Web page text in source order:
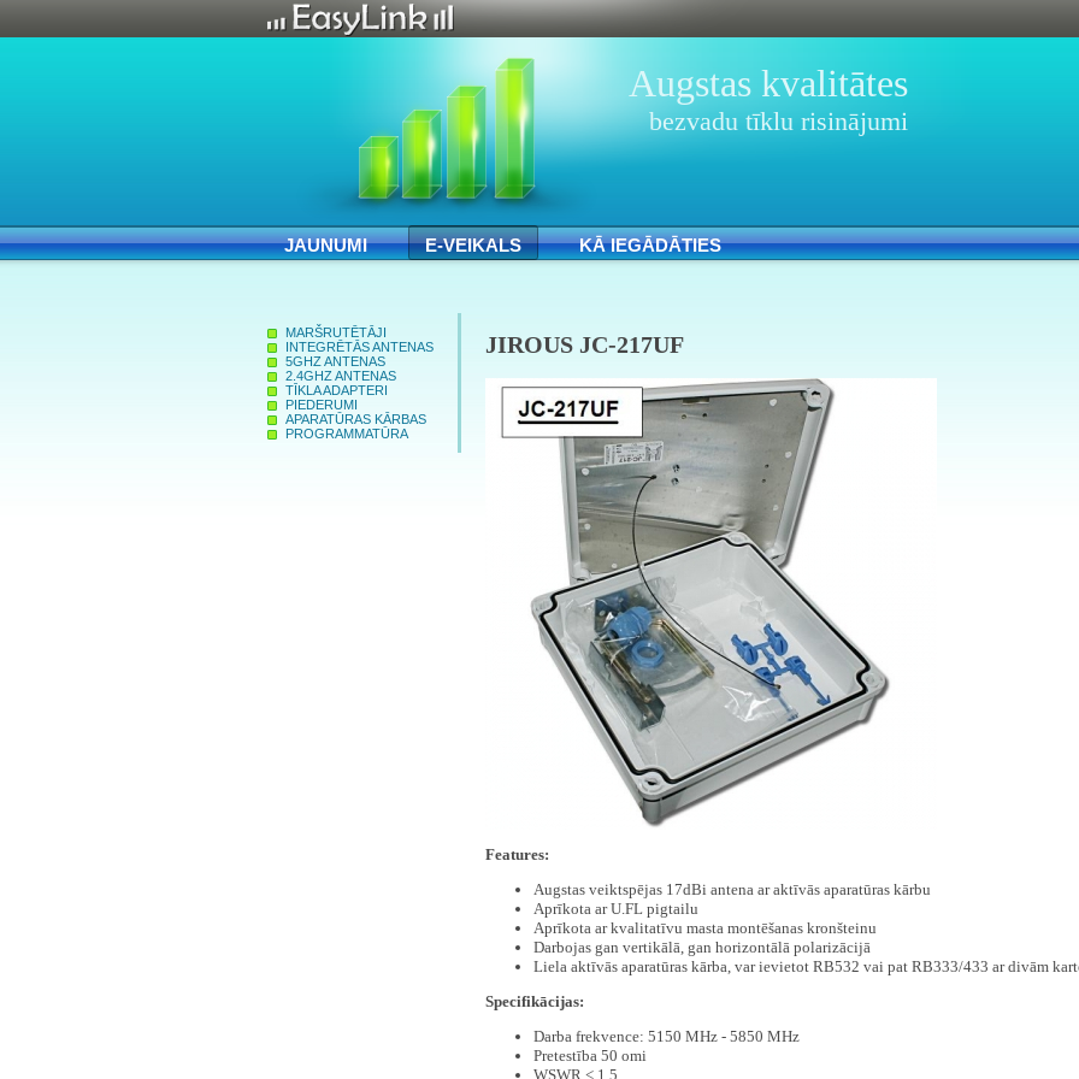
Augstas kvalitātes
bezvadu tīklu risinājumi
JAUNUMI E-VEIKALS KĀ IEGĀDĀTIES
MARŠRUTĒTĀJI
INTEGRĒTĀS ANTENAS
5GHZ ANTENAS
2.4GHZ ANTENAS
TĪKLA ADAPTERI
PIEDERUMI
APARATŪRAS KĀRBAS
PROGRAMMATŪRA
JIROUS JC-217UF
Features:
Augstas veiktspējas 17dBi antena ar aktīvās aparatūras kārbu
Aprīkota ar U.FL pigtailu
Aprīkota ar kvalitatīvu masta montēšanas kronšteinu
Darbojas gan vertikālā, gan horizontālā polarizācijā
Liela aktīvās aparatūras kārba, var ievietot RB532 vai pat RB333/433 ar divām
Specifikācijas:
Darba frekvence: 5150 MHz - 5850 MHz
Pretestība 50 omi
WSWR < 1.5